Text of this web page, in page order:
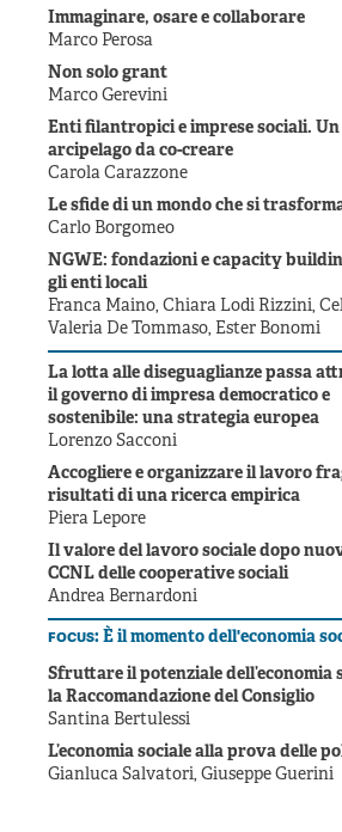
Immaginare, osare e collaborare
Marco Perosa
Non solo grant
Marco Gerevini
Enti filantropici e imprese sociali. Un
arcipelago da co-creare
Carola Carazzone
Le sfide di un mondo che si
Carlo Borgomeo
NGWE: fondazioni e capacity
gli enti locali
Franca Maino, Chiara Lodi Rizzini,
Valeria De Tommaso, Ester Bonomi
La lotta alle diseguaglianze passa
il governo di impresa democratico e
sostenibile: una strategia europea
Lorenzo Sacconi
Accogliere e organizzare il lavoro
risultati di una ricerca empirica
Piera Lepore
Il valore del lavoro sociale dopo
CCNL delle cooperative sociali
Andrea Bernardoni
focus:È il momento dell'economia
Sfruttare il potenziale dell’economia
la Raccomandazione del Consiglio
Santina Bertulessi
L’economia sociale alla prova delle
Gianluca Salvatori, Giuseppe Guerini